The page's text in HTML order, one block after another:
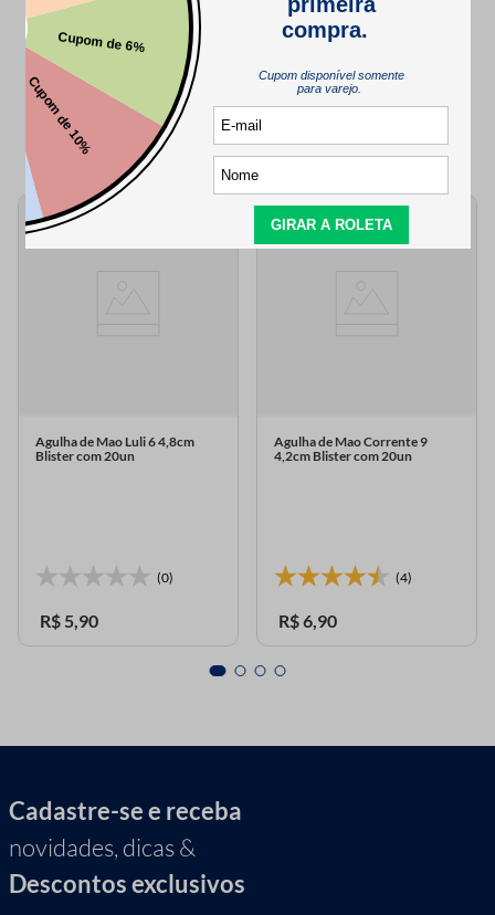
QUEM VIU,TAMBÉM VIU..
Agulha de Mao Luli 6 4,8cm
Blister com 20un
(0)
R$ 5,90
Agulha de Mao Corrente 9
4,2cm Blister com 20un
(4)
R$6,90
Cadastre-se e receba
novidades, dicas &
Descontos exclusivos